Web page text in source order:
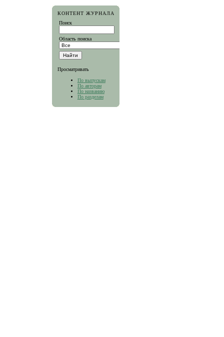
КОНТЕНТ ЖУРНАЛА
Поиск
Область поиска
Просматривать
По выпускам
По авторам
По названию
По разделам